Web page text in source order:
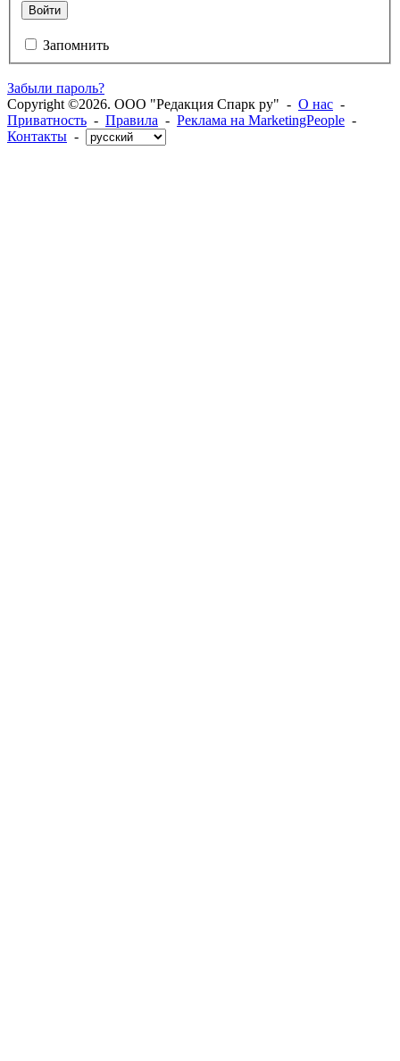
Войти
Запомнить
Забыли пароль?
Copyright ©2026. ООО "Редакция Спарк ру" - О нас -
Приватность - Правила - Реклама на MarketingPeople -
Контакты -